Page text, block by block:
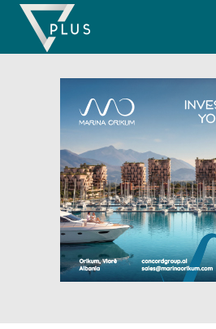
Skip
content